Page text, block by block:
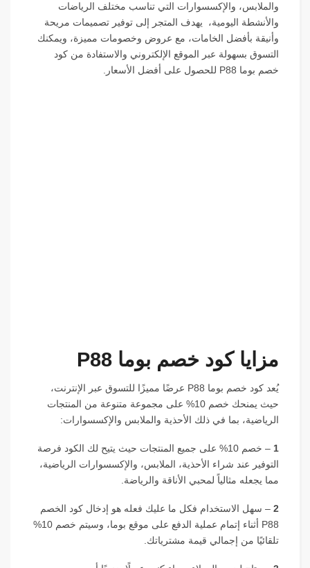
والملابس، والإكسسوارات التي تناسب مختلف الرياضات
والأنشطة اليومية، يهدف المتجر إلى توفير تصميمات مريحة
وأنيقة بأفضل الخامات، مع عروض وخصومات مميزة، ويمكنك
التسوق بسهولة عبر الموقع الإلكتروني والاستفادة من كود
خصم بوما P88 للحصول على أفضل الأسعار.
مزايا كود خصم بوما P88
يُعد كود خصم بوما P88 عرضًا مميزًا للتسوق عبر الإنترنت،
حيث يمنحك خصم 10% على مجموعة متنوعة من المنتجات
الرياضية، بما في ذلك الأحذية والملابس والإكسسوارات:
1
– خصم 10% على جميع المنتجات حيث يتيح لك الكود فرصة
التوفير عند شراء الأحذية، الملابس، والإكسسوارات الرياضية،
مما يجعله مثالياً لمحبي الأناقة والرياضة.
2– سهل الاستخدام فكل ما عليك فعله هو إدخال كود الخصم
P88 أثناء إتمام عملية الدفع على موقع بوما، وسيتم خصم 10%
تلقائيًا من إجمالي قيمة مشترياتك.